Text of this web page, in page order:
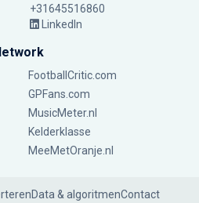
+31645516860
LinkedIn
FootballCritic.com
GPFans.com
MusicMeter.nl
Kelderklasse
MeeMetOranje.nl
Data & algoritmenContact